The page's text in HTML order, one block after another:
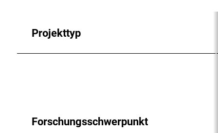
Projekttyp
Forschungsschwerpunkt